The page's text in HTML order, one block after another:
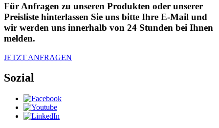
Für Anfragen zu unseren Produkten oder unserer
Preisliste hinterlassen Sie uns bitte Ihre E-Mail und
wir werden uns innerhalb von 24 Stunden bei Ihnen
melden.
JETZT ANFRAGEN
Sozial